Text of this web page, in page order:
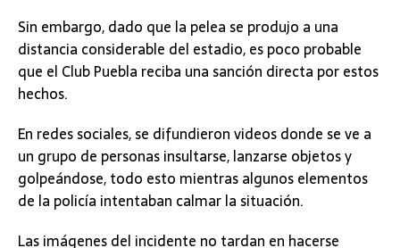
Sin embargo, dado que la pelea se produjo a una
distancia considerable del estadio, es poco probable
que el Club Puebla reciba una sanción directa por estos
hechos.
En redes sociales, se difundieron videos donde se ve a
un grupo de personas insultarse, lanzarse objetos y
golpeándose, todo esto mientras algunos elementos
de la policía intentaban calmar la situación.
Las imágenes del incidente no tardan en hacerse